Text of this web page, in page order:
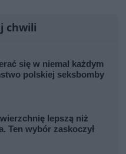
chwili
się w niemal każdym
polskiej seksbomby
lepszą niż
Ten wybór zaskoczył